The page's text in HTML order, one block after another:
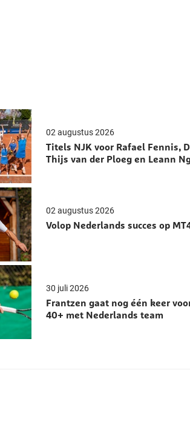
02 augustus 2026
Titels NJK voor Rafael Fennis,
Thijs van der Ploeg en Leann
02 augustus 2026
Volop Nederlands succes op
30 juli 2026
Frantzen gaat nog één keer
40+ met Nederlands team